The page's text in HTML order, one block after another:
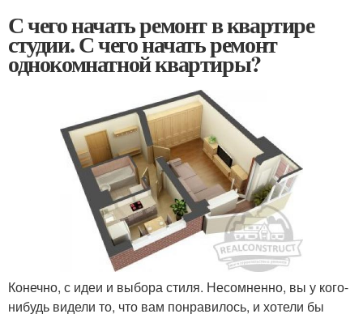
С чего начать ремонт в квартире
студии. С чего начать ремонт
однокомнатной квартиры?
Конечно, с идеи и выбора стиля. Несомненно, вы у кого-
нибудь видели то, что вам понравилось, и хотели бы